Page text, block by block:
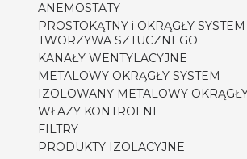
ANEMOSTATY
PROSTOKĄTNY i OKRĄGŁY
TWORZYWA SZTUCZNEGO
KANAŁY WENTYLACYJNE
METALOWY OKRĄGŁY SYSTEM
IZOLOWANY METALOWY
WŁAZY KONTROLNE
FILTRY
PRODUKTY IZOLACYJNE